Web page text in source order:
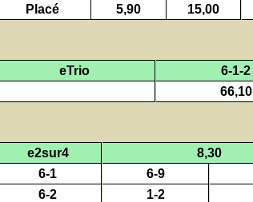
Placé
5,90 15,00
eTrio
6-1-2
66,10
e2sur4
8,30
6-1
6-9
6-2
1-2